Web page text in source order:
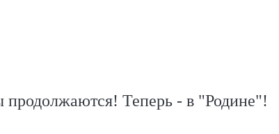
Теперь - в "Родине"!